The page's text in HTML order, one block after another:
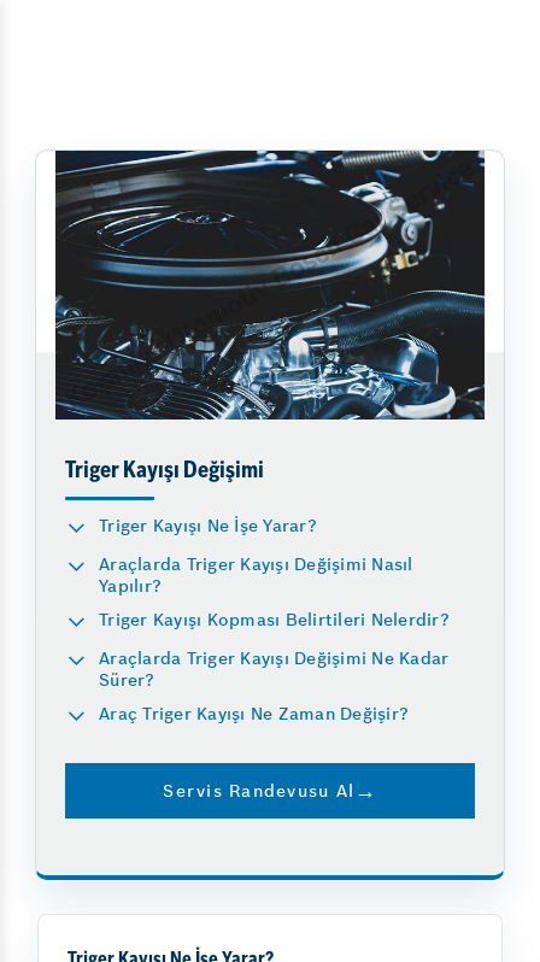
Triger Kayışı Değişimi
Triger Kayışı Ne İşe Yarar?
Araçlarda Triger Kayışı Değişimi Nasıl
Yapılır?
Triger Kayışı Kopması Belirtileri Nelerdir?
Araçlarda Triger Kayışı Değişimi Ne Kadar
Sürer?
Araç Triger Kayışı Ne Zaman Değişir?
Servis Randevusu Al